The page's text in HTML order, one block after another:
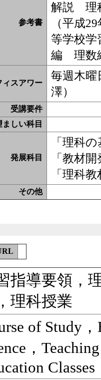
参考書
解説 理
（平成
等学校
編 理数
ィスアワー
毎週木曜
澤）
受講要件
しい科目
発展科目
「理科
「教材
「理科
その他
指導要領，
理科授業
of Study
，
Classes